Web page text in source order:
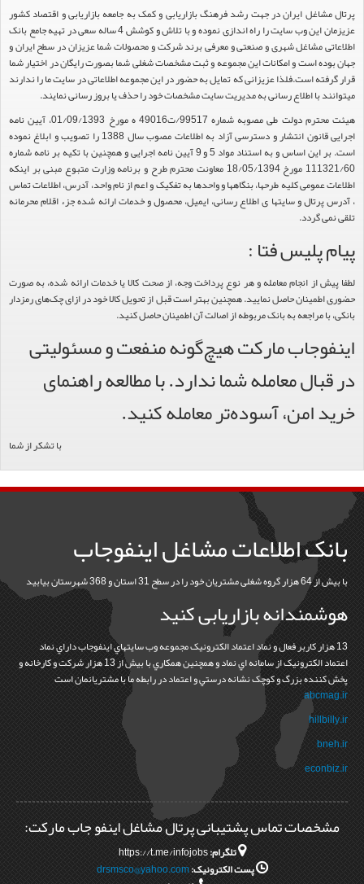
پرتال مشاغل ایران در جهت رشد فرهنگ بازاریابی و کمک به جامعه بازاریابی و اقتصاد کشور
عزیزمان این وب سایت را راه اندازی نموده و با تلاش و کوشش 4 ساله سعی در تهیه جامع بانک
اطلاعاتی مشاغل شهری و صنعتی و معرفی برند شرکت و محصولات شما عزیزان در سطح ایران و
جهان بوده است و امکانات این مجموعه و ثبت مشخصات شغلی شما بصورت رایگان در اختیار شما
قرار گرفته است.فلذا عزیزانی که تمایل به حضور در این مجموعه اطلاعاتی در سایت ما را ندارند
میتوانند با اطلاع رسانی به مدیریت سایت مشخصات خود را حذف یا بروز رسانی نمایند.
هیئت محترم دولت طی مصوبه شماره 99517/ت49016 ه مورخ 01/09/1393، آیین نامه
اجرایی قانون انتشار و دسترسی آزاد به اطلاعات مصوب سال 1388 را تصویب و ابلاغ نموده
است. بر این اساس و به استناد مواد 5 و 9 آیین نامه اجرایی و همچنین با تکیه بر نامه شماره
111321/60 مورخ 18/05/1394 معاونت محترم طرح و برنامه وزارت متبوع مبنی بر اینکه
اطلاعات عمومی کلیه طرحها، بنگاهها و واحدها به تفکیک و اعم از نام واحد، آدرس، اطلاعات تماس
، آدرس پرتال و سایتها ی اطلاع رسانی، ایمیل، محصول و خدمات ارائه شده جزء اقلام محرمانه
تلقی نمی گردد.
پیام پلیس فتا :
لطفا پیش از انجام معامله و هر نوع پرداخت وجه، از صحت کالا یا خدمات ارائه شده، به صورت
حضوری اطمینان حاصل نمایید. همچنین بهتر است قبل از تحویل کالا خود در ازای چک‌های رمزدار
بانکی، با مراجعه به بانک مربوطه از اصالت آن اطمینان حاصل کنید.
اینفوجاب مارکت هیچ‌گونه منفعت و مسئولیتی
در قبال معامله شما ندارد. با مطالعه راهنمای
خرید امن، آسوده‌تر معامله کنید.
با تشکر از شما
بانک اطلاعات مشاغل اینفوجاب
با بیش از 64 هزار گروه شغلی مشتریان خود را در سطح 31 استان و 368 شهرستان بیابید
هوشمندانه بازاریابی کنید
13 هزار کاربر فعال و نماد اعتماد الکترونيک مجموعه وب سايتهاي اينفوجاب داراي نماد
اعتماد الکترونيک از سامانه اي نماد و همچنين همکاري با بيش از 13 هزار شرکت و کارخانه و
پخش کننده بزرگ و کوچک نشانه درستي و اعتماد در رابطه ما با مشتريانمان است
abcmag.ir
hillbilly.ir
bneh.ir
econbiz.ir
مشخصات تماس پشتیبانی پرتال مشاغل اینفو جاب مارکت:
تلگرام:https://t.me/infojobs
پست الکترونیک:drsmsco@yahoo.com